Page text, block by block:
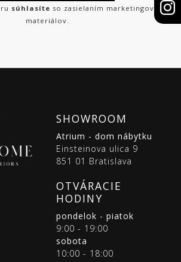
súhlasíte so zasielaním marketingových
materiálov.
SHOWROOM
Atrium - dom nábytku
Einsteinova ulica 9
851 01 Bratislava
OTVÁRACIE
HODINY
pondelok - piatok
9:00 - 19:00
sobota
10:00 - 18:00